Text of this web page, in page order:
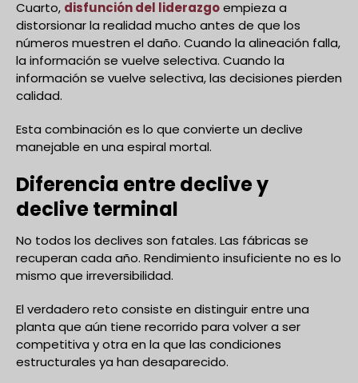
Cuarto, disfunción del liderazgoempieza a
distorsionar la realidad mucho antes de que los
números muestren el daño. Cuando la alineación falla,
la información se vuelve selectiva. Cuando la
información se vuelve selectiva, las decisiones pierden
calidad.
Esta combinación es lo que convierte un declive
manejable en una espiral mortal.
Diferencia entre declive y
declive terminal
No todos los declives son fatales. Las fábricas se
recuperan cada año. Rendimiento insuficiente no es lo
mismo que irreversibilidad.
El verdadero reto consiste en distinguir entre una
planta que aún tiene recorrido para volver a ser
competitiva y otra en la que las condiciones
estructurales ya han desaparecido.